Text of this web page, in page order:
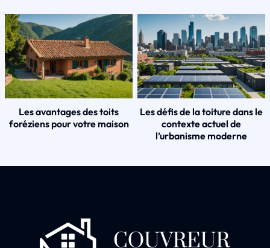
Les avantages des toits
foréziens pour votre maison
Les défis de la toiture dans le
contexte actuel de
l’urbanisme moderne